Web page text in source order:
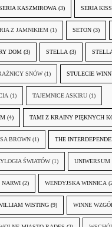
KASZMIROWA (3) SERIA KISS
Z JAMNIKIEM (1) SETON (3)
DOM (3) STELLA (3)
SNÓW (1) STULECIE
(1) TAJEMNICE ASKIRU (1)
(4) TAMI Z KRAINY PIĘKNYCH
BROWN (1) THE
ŚWIATÓW (1) UNIWERSUM
NARWI (2) WENDYJSKA WINNICA
WISTING (9) WINNE